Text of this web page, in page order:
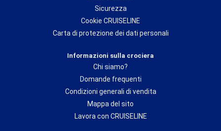
Sicurezza
Cookie CRUISELINE
Carta di protezione dei dati personali
Informazioni sulla crociera
Chi siamo?
Domande frequenti
Condizioni generali di vendita
Mappa del sito
Lavora con CRUISELINE